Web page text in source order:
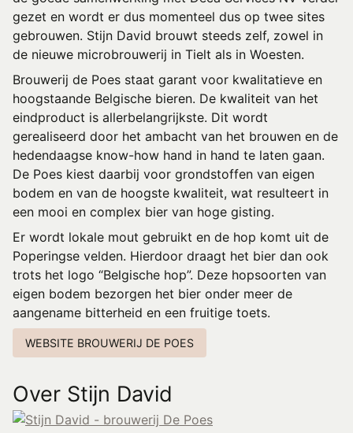
gezet en wordt er dus momenteel dus op twee sites
gebrouwen. Stijn David brouwt steeds zelf, zowel in
de nieuwe microbrouwerij in Tielt als in Woesten.
Brouwerij de Poes staat garant voor kwalitatieve en
hoogstaande Belgische bieren. De kwaliteit van het
eindproduct is allerbelangrijkste. Dit wordt
gerealiseerd door het ambacht van het brouwen en de
hedendaagse know-how hand in hand te laten gaan.
De Poes kiest daarbij voor grondstoffen van eigen
bodem en van de hoogste kwaliteit, wat resulteert in
een mooi en complex bier van hoge gisting.
Er wordt lokale mout gebruikt en de hop komt uit de
Poperingse velden. Hierdoor draagt het bier dan ook
trots het logo “Belgische hop”. Deze hopsoorten van
eigen bodem bezorgen het bier onder meer de
aangename bitterheid en een fruitige toets.
WEBSITE BROUWERIJ DE POES
Over Stijn David